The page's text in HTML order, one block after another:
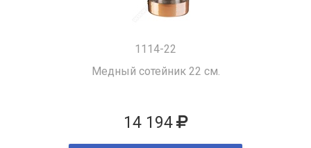
1114-22
Медный сотейник 22 см.
14 194